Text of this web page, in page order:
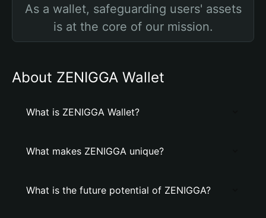
As a wallet, safeguarding users' assets
is at the core of our mission.
About ZENIGGA Wallet
What is ZENIGGA Wallet?
What makes ZENIGGA unique?
What is the future potential of ZENIGGA?